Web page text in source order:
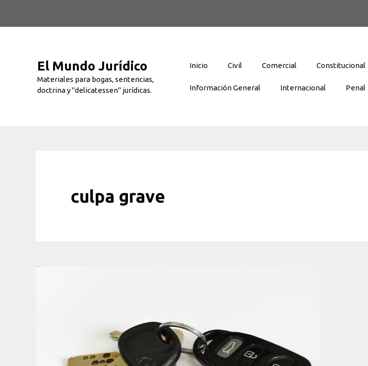
El Mundo Jurídico
Materiales para bogas, sentencias,
doctrina y "delicatessen" jurídicas.
Inicio Civil Comercial Constitucional
Información General Internacional Penal
culpa grave